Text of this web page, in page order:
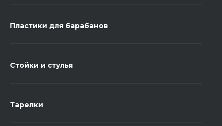
Пластики для барабанов
Стойки и стулья
Тарелки